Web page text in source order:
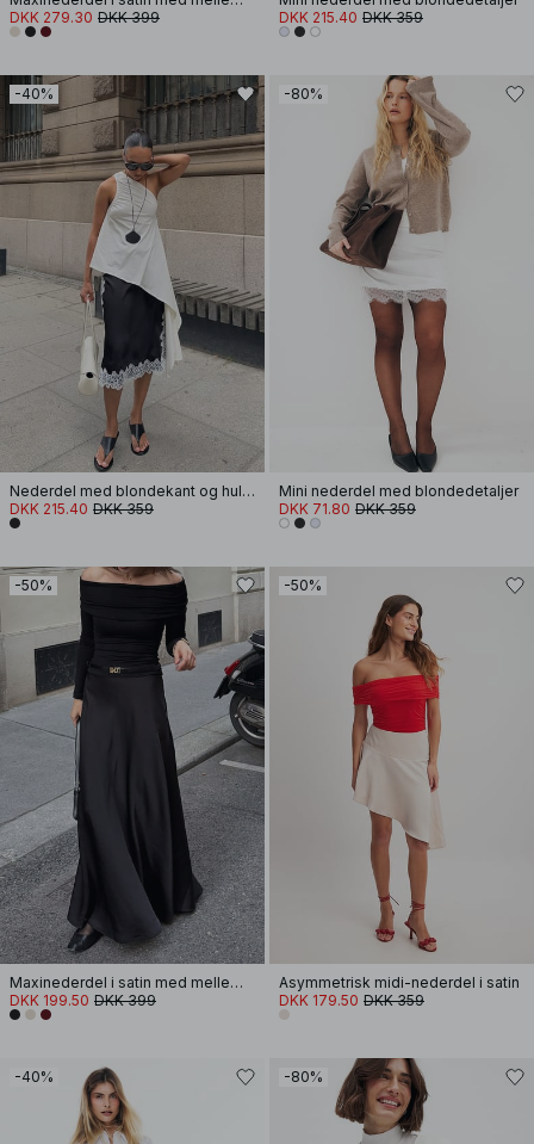
DKK 279.30 DKK 399
DKK 215.40 DKK 359
-40%
Nederdel med blondekant og hulmønster
DKK 215.40 DKK 359
-80%
Mini nederdel med blondedetaljer
DKK 71.80 DKK 359
-50%
Maxinederdel i satin med mellemhøj talje
DKK 199.50 DKK 399
-50%
Asymmetrisk midi-nederdel i satin
DKK 179.50 DKK 359
-40% -80%